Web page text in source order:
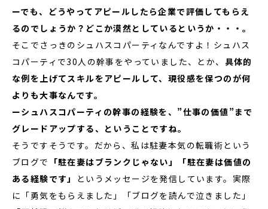
ーでも、どうやってアピールしたら企業で評価してもらえ
るのでしょうか？どこか漠然としているというか・・・。
そこでさっきのシュハスコパーティなんですよ！シュハス
コパーティで30人の幹事をやっていました、とか、 具体的
な例を上げてスキルをアピールして、現役感を保つのが何
よりも大事なんです。
ーシュハスコパーティの幹事の経験を、”仕事の価値”まで
グレードアップする、ということですね。
そうですそうです。だから、私は駐妻本気の転職術という
ブログで 「駐在妻はブランクじゃない」「駐在妻は価値の
ある経験です」
というメッセージを発信しています。実際
に「勇気をもらえました」「ブログを読んで泣きました」